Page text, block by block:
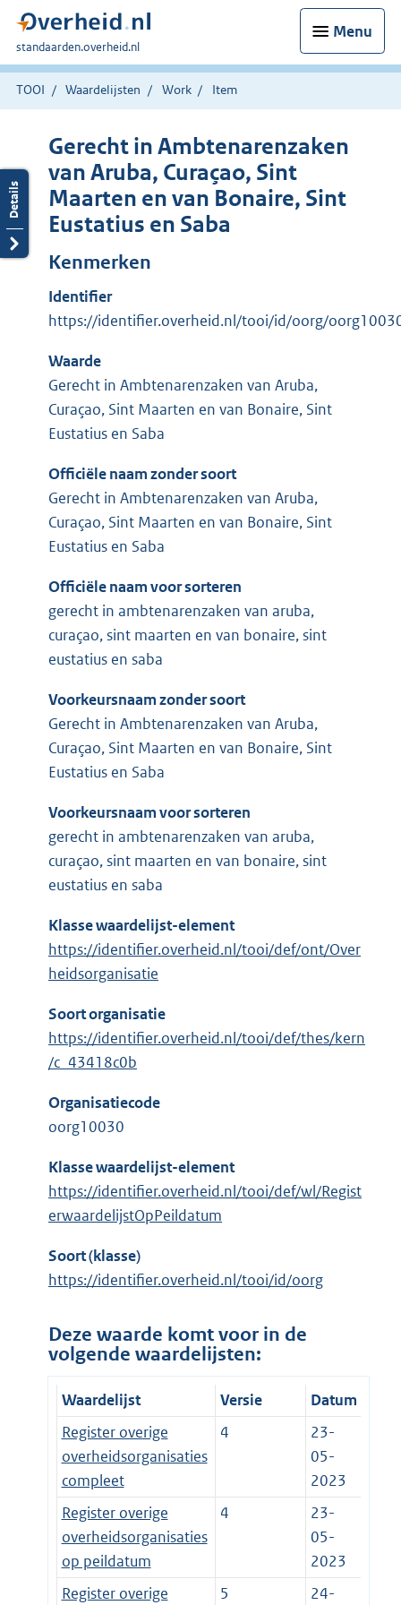
Menu
U
bent
hier:
standaarden.overheid.nl
TOOI Waardelijsten Work Item
Gerecht in Ambtenarenzaken
van Aruba, Curaçao, Sint
Maarten en van Bonaire, Sint
Eustatius en Saba
Kenmerken
Identifier
https://identifier.overheid.nl/tooi/id/oorg/
Waarde
Gerecht in Ambtenarenzaken van Aruba,
Curaçao, Sint Maarten en van Bonaire, Sint
Eustatius en Saba
Officiële naam zonder soort
Gerecht in Ambtenarenzaken van Aruba,
Curaçao, Sint Maarten en van Bonaire, Sint
Eustatius en Saba
Officiële naam voor sorteren
gerecht in ambtenarenzaken van aruba,
curaçao, sint maarten en van bonaire, sint
eustatius en saba
Voorkeursnaam zonder soort
Gerecht in Ambtenarenzaken van Aruba,
Curaçao, Sint Maarten en van Bonaire, Sint
Eustatius en Saba
Voorkeursnaam voor sorteren
gerecht in ambtenarenzaken van aruba,
curaçao, sint maarten en van bonaire, sint
eustatius en saba
Klasse waardelijst-element
https://identifier.overheid.nl/tooi/def/ont/Over
heidsorganisatie
Soort organisatie
https://identifier.overheid.nl/tooi/def/thes/kern
/c_43418c0b
Organisatiecode
oorg10030
Klasse waardelijst-element
https://identifier.overheid.nl/tooi/def/wl/Regist
erwaardelijstOpPeildatum
Soort (klasse)
https://identifier.overheid.nl/tooi/id/oorg
Deze waarde komt voor in de
volgende waardelijsten:
Waardelijst Versie
Datum
Register overige
overheidsorganisaties
compleet
4
23-
05-
2023
Register overige
overheidsorganisaties
op peildatum
4
23-
05-
2023
Register overige
5 24-